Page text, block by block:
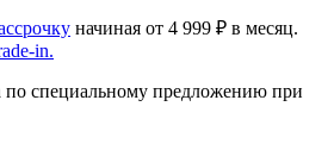
начиная от 4 999 ₽ в месяц.
in.
по специальному предложению при